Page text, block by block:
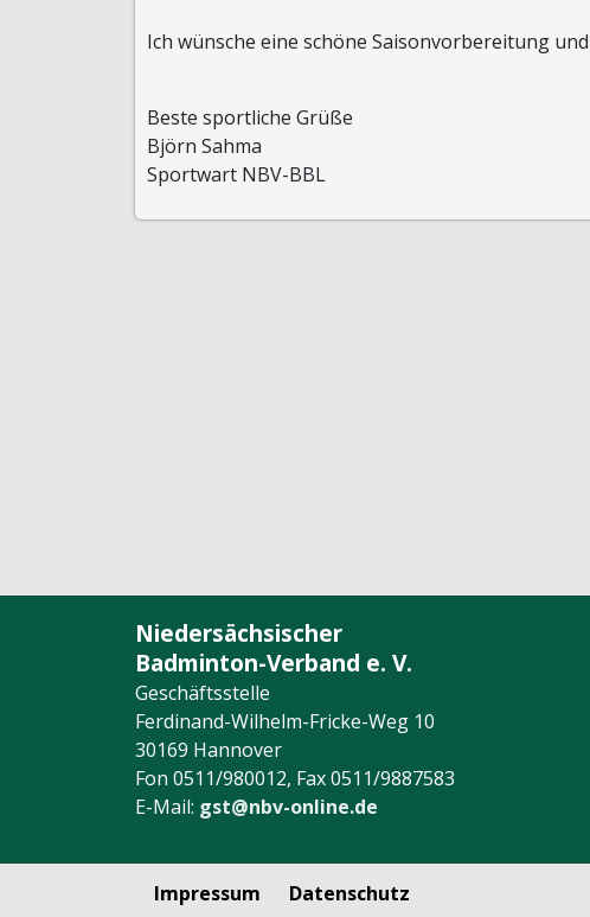
Ich wünsche eine schöne Saisonvorbereitung
Beste sportliche Grüße
Björn Sahma
Sportwart NBV-BBL
Niedersächsischer
Badminton-Verband e. V.
Geschäftsstelle
Ferdinand-Wilhelm-Fricke-Weg 10
30169 Hannover
Fon 0511/980012, Fax 0511/9887583
E-Mail: gst@nbv-online.de
Impressum Datenschutz